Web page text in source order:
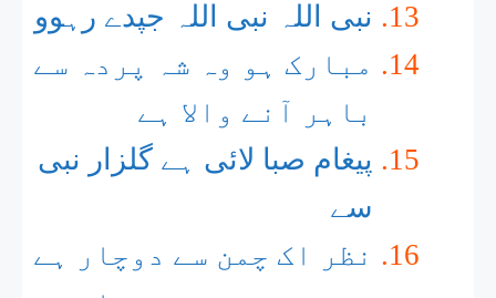
نبی اللہ نبی اللہ جپدے رہوو
مبارک ہو وہ شہ پردہ سے
باہر آنے والا ہے
پیغام صبا لائی ہے گلزار نبی
سے
نظر اک چمن سے دوچار ہے